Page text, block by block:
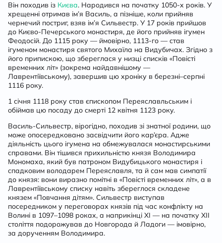
Він походив із Києва. Народився на початку 1050-х років. У
хрещенні отримав ім’я Василь, а пізніше, коли прийняв
чернечий постриг, взяв ім’я Сильвестр. У 17 років прийшов
до Києво-Печерського монастиря, де його прийняв ігумен
Феодосій. До 1115 року — ймовірно, 1113-го — став
ігуменом монастиря святого Михаїла на Видубичах. Згідно з
його припискою, що збереглася у низці списків «Повісті
временних літ» (зокрема найдавнішому —
Лаврентіївському), завершив цю хроніку в березні–серпні
1116 року.
1 січня 1118 року став єпископом Переяславльським і
обіймав цю посаду до смерті 12 квітня 1123 року.
Василь-Сильвестр, вірогідно, походив зі знатної родини, що
може опосередковано засвідчити його кар’єра. Адже
діяльність цього ігумена на обмежувалася монастирськими
справами. Він тішився прихильністю князя Володимира
Мономаха, який був патроном Видубицького монастиря і
спадковим володарем Переяславля, та й сам мав симпатії
до князя: вони виразно помітні в «Повісті временних літ», а в
Лаврентіївському списку навіть збереглося складене
князем «Повчання дітям». Сильвестр виступав
посередником у переговорах князів під час конфлікту на
Волині в 1097–1098 роках, а наприкінці ХІ — на початку ХІІ
століття подорожував до Новгорода й Ладоги — імовірно,
за дорученням Володимира.